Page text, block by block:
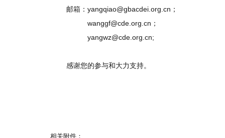
邮箱： yangqiao@gbacdei.org.cn；
wanggf@cde.org.cn；
yangwz@cde.org.cn;
感谢您的参与和大力支持。
相关附件：